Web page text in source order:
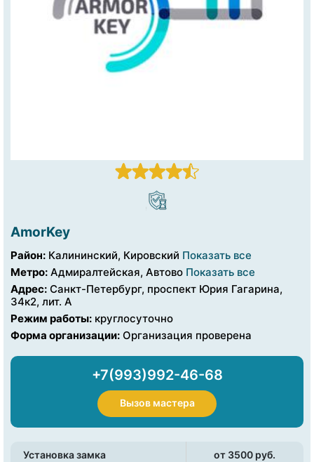
AmorKey
Район: Калининский, Кировский Показать все
Метро: Адмиралтейская, Автово Показать все
Адрес: Санкт-Петербург, проспект Юрия Гагарина,
34к2, лит. А
Режим работы: круглосуточно
Форма организации: Организация проверена
+7(993)992-46-68
Вызов мастера
Установка замка
от 3500 pуб.